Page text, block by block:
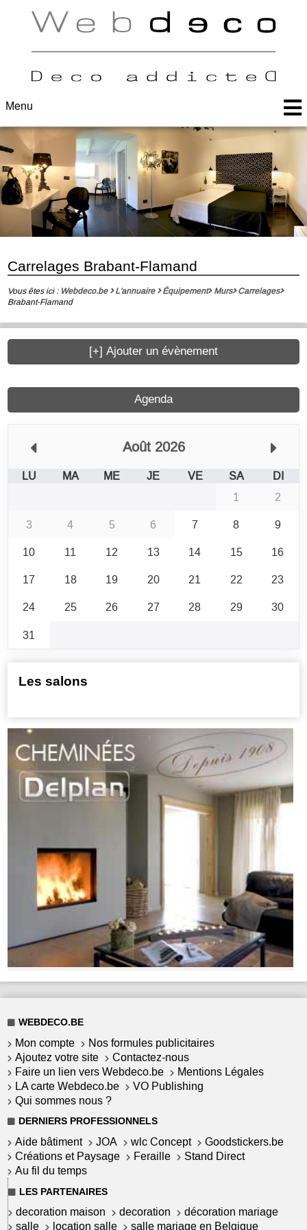
Menu
Carrelages Brabant-Flamand
Vous êtes ici : Webdeco.be L'annuaire Équipement Murs Carrelages
Brabant-Flamand
Agenda
Août 2026
LU MA ME JE VE SA
DI
1
2
3
4 5 6 7 8
9
10
11 12 13 14 15
16
17
18 19 20 21 22
23
24
25 26 27 28 29
30
31
[+] Ajouter un évènement
Les salons
WEBDECO.BE
Mon compte
Nos formules publicitaires
Ajoutez votre site
Contactez-nous
Faire un lien vers Webdeco.be
Mentions Légales
LA carte Webdeco.be
VO Publishing
Qui sommes nous ?
DERNIERS PROFESSIONNELS
Aide bâtiment JOA wlc Concept
Goodstickers.be
Créations et Paysage
Feraille
Stand Direct
Au fil du temps
LES PARTENAIRES
decoration maison decoration
décoration mariage
salle
location salle salle mariage en Belgique